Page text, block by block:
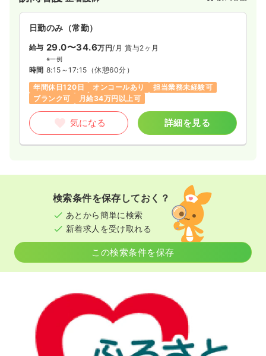
日勤のみ（常勤）
給与 29.0〜34.6万円/月 賞与2ヶ月
※一例
時間 8:15～17:15 （休憩60分）
年間休日120日
オンコールあり
担当業務未経験可
ブランク可
月給34万円以上可
気になる 詳細を見る
検索条件を保存しておく？
あとから簡単に検索
新着求人を受け取れる
この検索条件を保存